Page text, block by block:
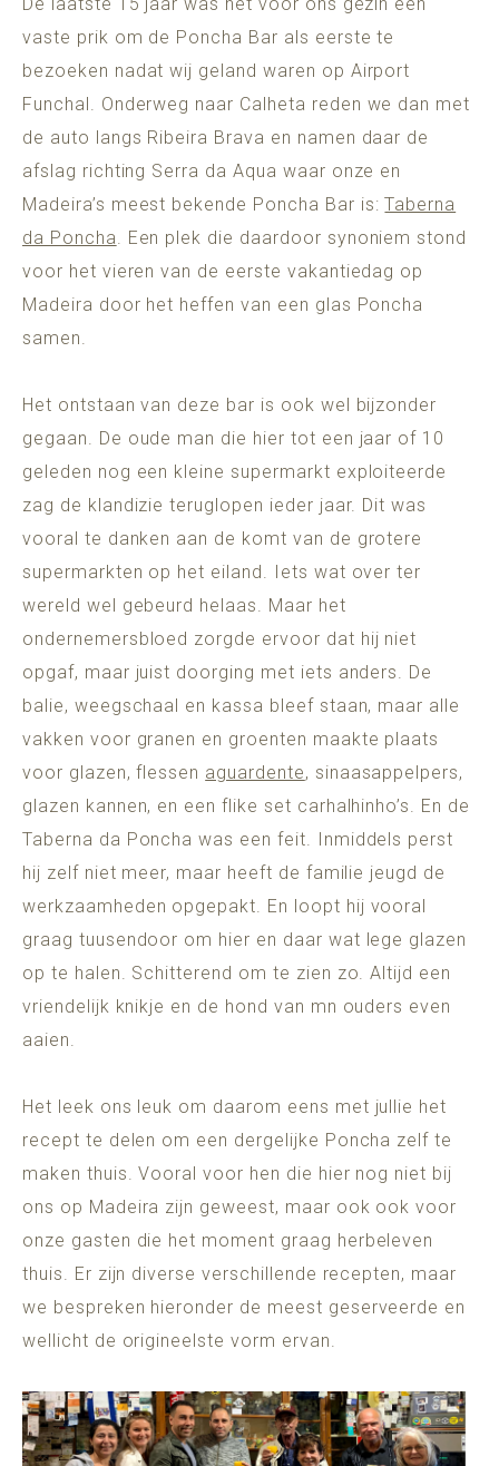
vaste prik om de Poncha Bar als eerste te
bezoeken nadat wij geland waren op Airport
Funchal. Onderweg naar Calheta reden we dan met
de auto langs Ribeira Brava en namen daar de
afslag richting Serra da Aqua waar onze en
Madeira’s meest bekende Poncha Bar is:Taberna
da Poncha. Een plek die daardoor synoniem stond
voor het vieren van de eerste vakantiedag op
Madeira door het heffen van een glas Poncha
samen.
Het ontstaan van deze bar is ook wel bijzonder
gegaan. De oude man die hier tot een jaar of 10
geleden nog een kleine supermarkt exploiteerde
zag de klandizie teruglopen ieder jaar. Dit was
vooral te danken aan de komt van de grotere
supermarkten op het eiland. Iets wat over ter
wereld wel gebeurd helaas. Maar het
ondernemersbloed zorgde ervoor dat hij niet
opgaf, maar juist doorging met iets anders. De
balie, weegschaal en kassa bleef staan, maar alle
vakken voor granen en groenten maakte plaats
voor glazen, flessen aguardente, sinaasappelpers,
glazen kannen, en een flike set carhalhinho’s. En de
Taberna da Poncha was een feit. Inmiddels perst
hij zelf niet meer, maar heeft de familie jeugd de
werkzaamheden opgepakt. En loopt hij vooral
graag tuusendoor om hier en daar wat lege glazen
op te halen. Schitterend om te zien zo. Altijd een
vriendelijk knikje en de hond van mn ouders even
aaien.
Het leek ons leuk om daarom eens met jullie het
recept te delen om een dergelijke Poncha zelf te
maken thuis. Vooral voor hen die hier nog niet bij
ons op Madeira zijn geweest, maar ook ook voor
onze gasten die het moment graag herbeleven
thuis. Er zijn diverse verschillende recepten, maar
we bespreken hieronder de meest geserveerde en
wellicht de origineelste vorm ervan.